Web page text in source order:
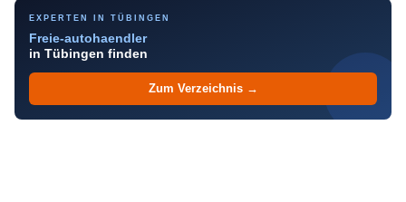
EXPERTEN IN TÜBINGEN
Freie-autohaendler
in Tübingen finden
Zum Verzeichnis →